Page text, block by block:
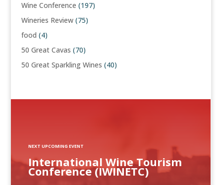
Wine Conference (197)
Wineries Review(75)
food (4)
50 Great Cavas (70)
50 Great Sparkling Wines (40)
International Wine Tourism
Conference (IWINETC)
NEXT UPCOMING EVENT